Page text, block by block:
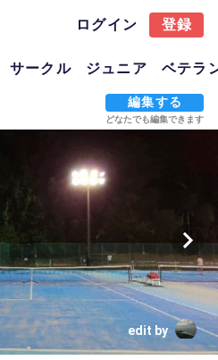
ログイン 登録
サークル ジュニア ベテラ
編集する
どなたでも編集できます
edit by